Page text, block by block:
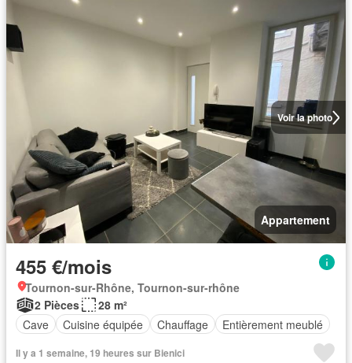
Voir la photo
Appartement
455 €/mois
Tournon-sur-Rhône, Tournon-sur-rhône
2 Pièces
28 m²
Cave
Cuisine équipée Chauffage Entièrement meublé
Il y a 1 semaine, 19 heures sur Bienici